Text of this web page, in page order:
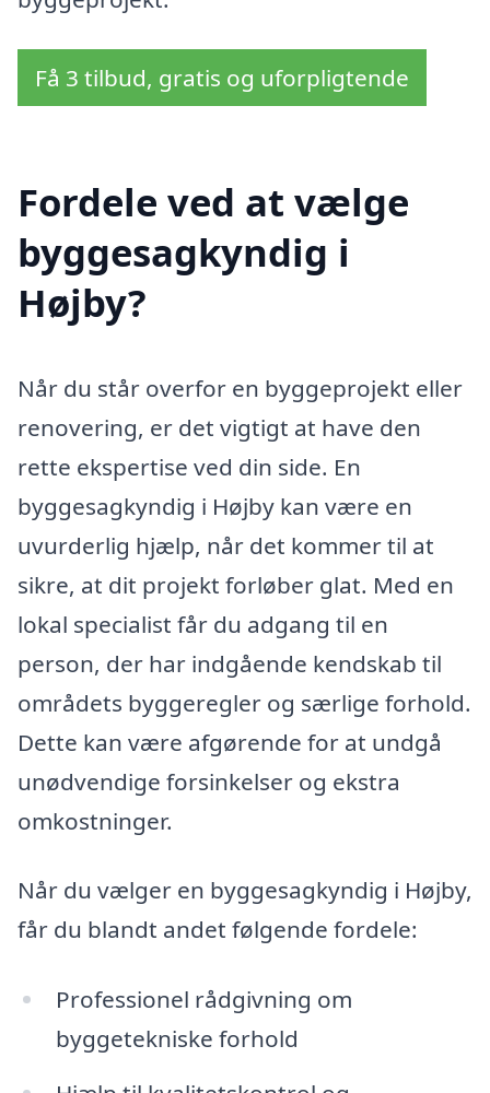
Få 3 tilbud, gratis og uforpligtende
Fordele ved at vælge
byggesagkyndig i
Højby?
Når du står overfor en byggeprojekt eller
renovering, er det vigtigt at have den
rette ekspertise ved din side. En
byggesagkyndig i Højby kan være en
uvurderlig hjælp, når det kommer til at
sikre, at dit projekt forløber glat. Med en
lokal specialist får du adgang til en
person, der har indgående kendskab til
områdets byggeregler og særlige forhold.
Dette kan være afgørende for at undgå
unødvendige forsinkelser og ekstra
omkostninger.
Når du vælger en byggesagkyndig i Højby,
får du blandt andet følgende fordele:
Professionel rådgivning om
byggetekniske forhold